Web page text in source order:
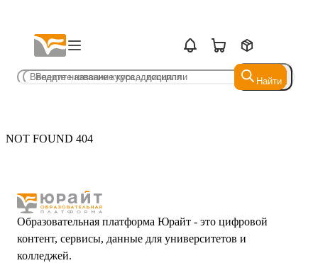
Найти
Найти
NOT FOUND 404
Образовательная платформа Юрайт - это цифровой
контент, сервисы, данные для университетов и
колледжей.